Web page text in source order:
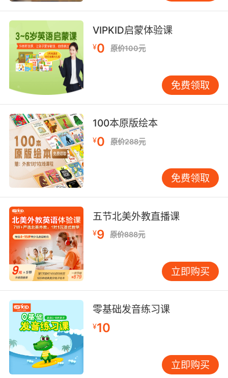
VIPKID启蒙体验课
¥0 原价100元
免费领取
100本原版绘本
¥0 原价288元
免费领取
五节北美外教直播课
¥9 原价888元
立即购买
零基础发音练习课
¥10
立即购买